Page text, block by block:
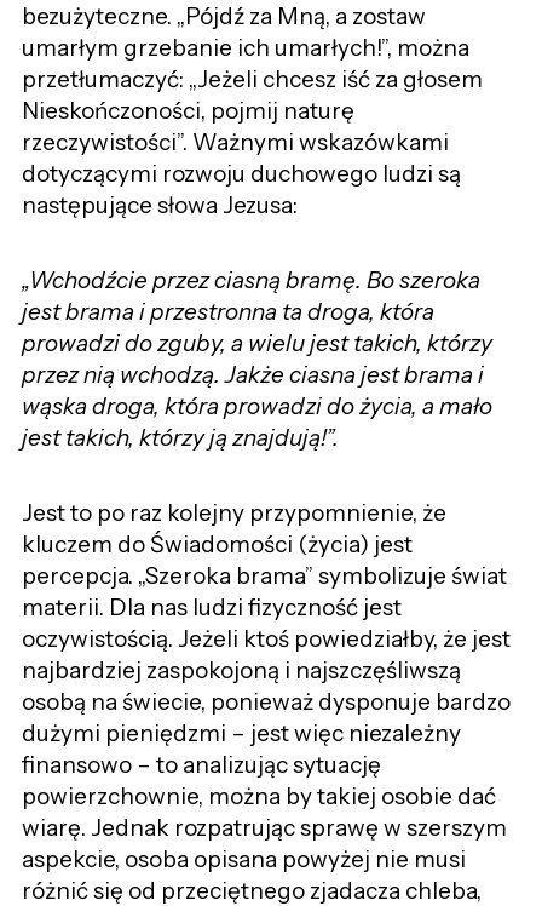
bezużyteczne. „Pójdź za Mną, a zostaw
umarłym grzebanie ich umarłych!”, można
przetłumaczyć: „Jeżeli chcesz iść za głosem
Nieskończoności, pojmij naturę
rzeczywistości”. Ważnymi wskazówkami
dotyczącymi rozwoju duchowego ludzi są
następujące słowa Jezusa:
„Wchodźcie przez ciasną bramę. Bo szeroka
jest brama i przestronna ta droga, która
prowadzi do zguby, a wielu jest takich, którzy
przez nią wchodzą. Jakże ciasna jest brama i
wąska droga, która prowadzi do życia, a mało
jest takich, którzy ją znajdują!”.
Jest to po raz kolejny przypomnienie, że
kluczem do Świadomości (życia) jest
percepcja. „Szeroka brama” symbolizuje świat
materii. Dla nas ludzi fizyczność jest
oczywistością. Jeżeli ktoś powiedziałby, że jest
najbardziej zaspokojoną i najszczęśliwszą
osobą na świecie, ponieważ dysponuje bardzo
dużymi pieniędzmi – jest więc niezależny
finansowo – to analizując sytuację
powierzchownie, można by takiej osobie dać
wiarę. Jednak rozpatrując sprawę w szerszym
aspekcie, osoba opisana powyżej nie musi
różnić się od przeciętnego zjadacza chleba,